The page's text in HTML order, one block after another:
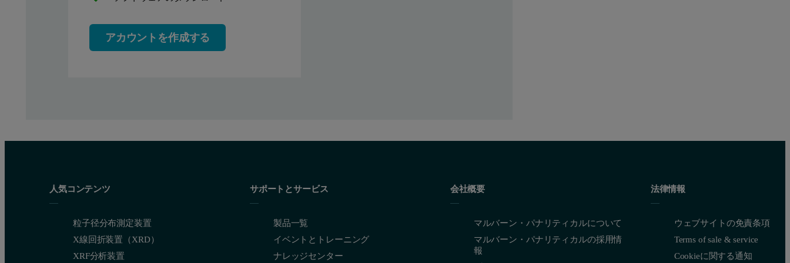
Figure 2.
アカウントを作成する
人気コンテンツ
粒子径分布測定装置
X線回折装置（XRD）
XRF分析装置
サポートとサービス
製品一覧
イベントとトレーニング
ナレッジセンター
会社概要
マルバーン・パナリティカルについて
マルバーン・パナリティカルの採用情
報
法律情報
ウェブサイトの免責条項
Terms of sale & service
Cookieに関する通知